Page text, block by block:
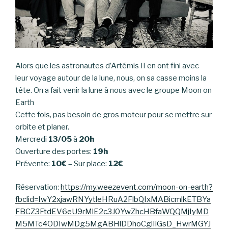
Alors que les astronautes d’Artémis II en ont fini avec
leur voyage autour de la lune, nous, on sa casse moins la
tête. On a fait venir la lune à nous avec le groupe Moon on
Earth
Cette fois, pas besoin de gros moteur pour se mettre sur
orbite et planer.
Mercredi 13/05à 20h
Ouverture des portes: 19h
Prévente: 10€ – Sur place: 12€
Réservation: https://my.weezevent.com/moon-on-earth?
fbclid=IwY2xjawRNYytleHRuA2FlbQIxMABicmlkETBYa
FBCZ3FtdEV6eU9rMlE2c3J0YwZhcHBfaWQQMjIyMD
M5MTc4ODIwMDg5MgABHlDDhoCglIiGsD_HwrMGYJ